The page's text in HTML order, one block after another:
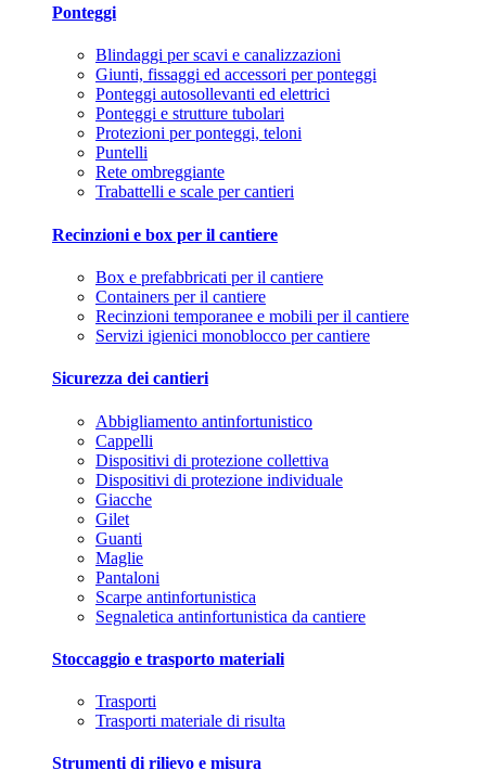
Ponteggi
Blindaggi per scavi e canalizzazioni
Giunti, fissaggi ed accessori per ponteggi
Ponteggi autosollevanti ed elettrici
Ponteggi e strutture tubolari
Protezioni per ponteggi, teloni
Puntelli
Rete ombreggiante
Trabattelli e scale per cantieri
Recinzioni e box per il cantiere
Box e prefabbricati per il cantiere
Containers per il cantiere
Recinzioni temporanee e mobili per il cantiere
Servizi igienici monoblocco per cantiere
Sicurezza dei cantieri
Abbigliamento antinfortunistico
Cappelli
Dispositivi di protezione collettiva
Dispositivi di protezione individuale
Giacche
Gilet
Guanti
Maglie
Pantaloni
Scarpe antinfortunistica
Segnaletica antinfortunistica da cantiere
Stoccaggio e trasporto materiali
Trasporti
Trasporti materiale di risulta
Strumenti di rilievo e misura